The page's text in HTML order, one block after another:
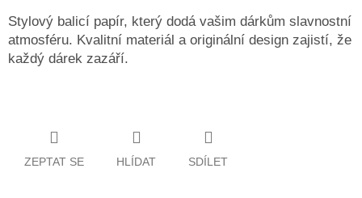
Stylový balicí papír, který dodá vašim dárkům slavnostní
atmosféru. Kvalitní materiál a originální design zajistí, že
každý dárek zazáří.
ZEPTAT SE HLÍDAT SDÍLET